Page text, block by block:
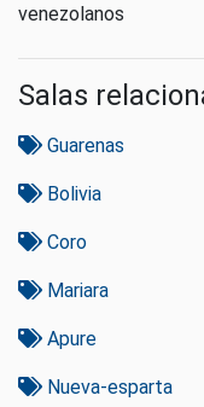
venezolanos
Salas
Guarenas
Bolivia
Coro
Mariara
Apure
Nueva-esparta